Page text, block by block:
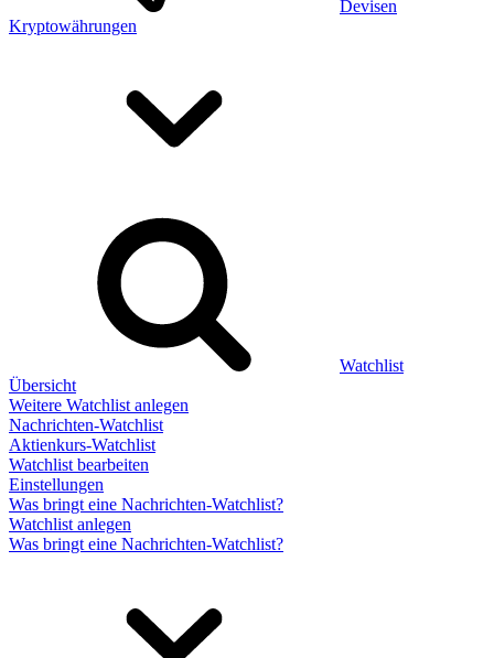
Devisen
Kryptowährungen
Watchlist
Übersicht
Weitere Watchlist anlegen
Nachrichten-Watchlist
Aktienkurs-Watchlist
Watchlist bearbeiten
Einstellungen
Was bringt eine Nachrichten-Watchlist?
Watchlist anlegen
Was bringt eine Nachrichten-Watchlist?